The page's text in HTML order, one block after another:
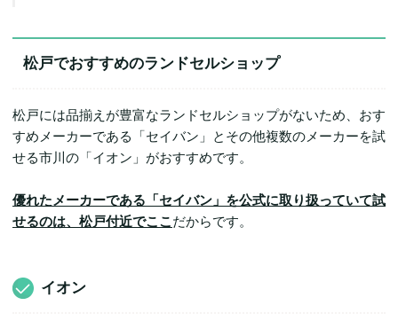
松戸でおすすめのランドセルショップ
松戸には品揃えが豊富なランドセルショップがないため、おす
すめメーカーである「セイバン」とその他複数のメーカーを試
せる市川の「イオン」がおすすめです。
優れたメーカーである「セイバン」を公式に取り扱っていて試
せるのは、松戸付近でここ だからです。
イオン